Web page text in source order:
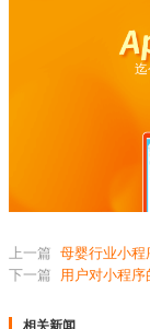
上一篇 母婴行业小程
下一篇
用户对小程